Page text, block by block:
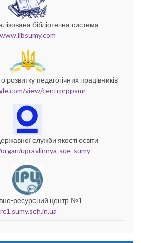
бібліотечна система
www.libsumy.com
педагогічних працівників
view/centrprppsmr
служби якості освіти
upravlinnya-sqe-sumy
ресурсний центр №1